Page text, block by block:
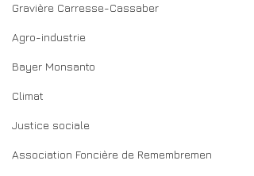
Gravière Carresse-Cassaber
Agro-industrie
Bayer Monsanto
Climat
Justice sociale
Association Foncière de Remembremen